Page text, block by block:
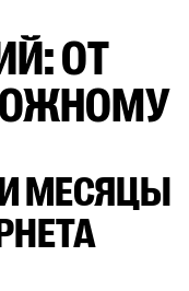
ОТ
МЕСЯЦЫ